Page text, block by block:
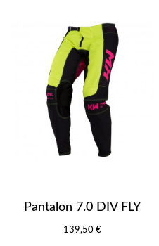
Pantalon 7.0 DIV FLY
139,50 €